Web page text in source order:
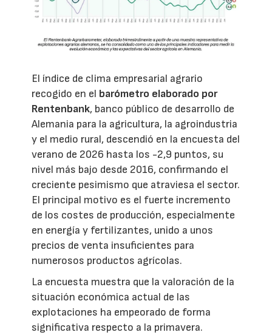
El índice de clima empresarial agrario
recogido en el barómetro elaborado por
Rentenbank, banco público de desarrollo de
Alemania para la agricultura, la agroindustria
y el medio rural, descendió en la encuesta del
verano de 2026 hasta los -2,9 puntos, su
nivel más bajo desde 2016, confirmando el
creciente pesimismo que atraviesa el sector.
El principal motivo es el fuerte incremento
de los costes de producción, especialmente
en energía y fertilizantes, unido a unos
precios de venta insuficientes para
numerosos productos agrícolas.
La encuesta muestra que la valoración de la
situación económica actual de las
explotaciones ha empeorado de forma
significativa respecto a la primavera.